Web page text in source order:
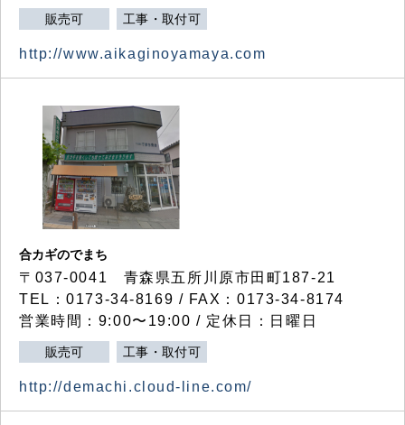
販売可 工事・取付可
http://www.aikaginoyamaya.com
合カギのでまち
〒037-0041 青森県五所川原市田町187-21
TEL：0173-34-8169 / FAX：0173-34-8174
営業時間：9:00〜19:00 / 定休日：日曜日
販売可 工事・取付可
http://demachi.cloud-line.com/